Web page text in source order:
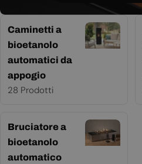
Caminetti a
bioetanolo
automatici da
appogio
28 Prodotti
Bruciatore a
bioetanolo
automatico